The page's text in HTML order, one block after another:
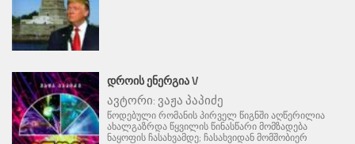
ᲓᲠᲝᲘᲡ ᲔᲜᲔᲠᲒᲘᲐ V
ავტორი: ვაჟა პაპიძე
წოდებული რომანის პირველ წიგნში აღწერილია
ახალგაზრდა წყვილის წინასწარი მომზადება
ნაყოფის ჩასახვამდე; ჩასახვიდან მომშობიერ